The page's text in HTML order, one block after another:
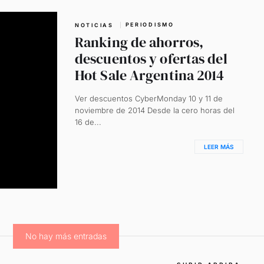
NOTICIAS PERIODISMO
Ranking de ahorros,
descuentos y ofertas del
Hot Sale Argentina 2014
Ver descuentos CyberMonday 10 y 11 de
noviembre de 2014 Desde la cero horas del
16 de...
LEER MÁS
No hay más entradas